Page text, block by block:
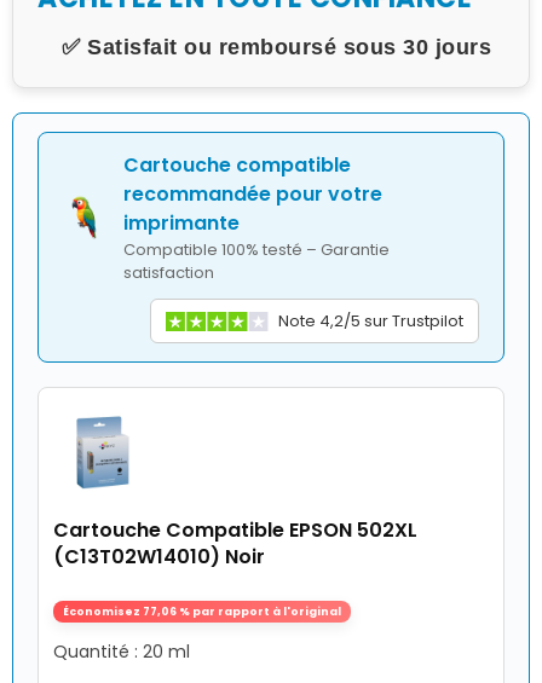
✅ Satisfait ou remboursé sous 30 jours
Cartouche compatible
recommandée pour votre
imprimante
Compatible 100% testé – Garantie
satisfaction
Note 4,2/5 sur Trustpilot
Cartouche Compatible EPSON 502XL
(C13T02W14010) Noir
Économisez 77,06 % par rapport à l'original
Quantité : 20 ml